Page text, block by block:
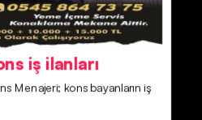
iş ilanları
Menajeri; kons bayanların iş